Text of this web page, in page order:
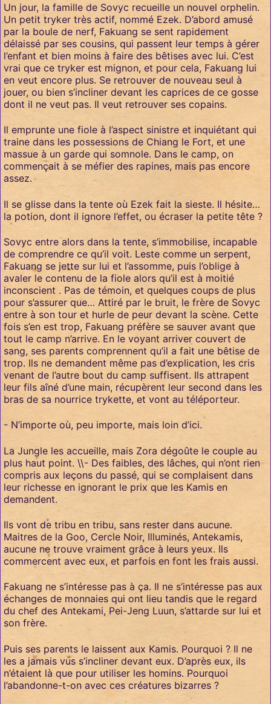
Un jour, la famille de Sovyc recueille un nouvel orphelin.
Un petit tryker très actif, nommé Ezek. D’abord amusé
par la boule de nerf, Fakuang se sent rapidement
délaissé par ses cousins, qui passent leur temps à gérer
l’enfant et bien moins à faire des bêtises avec lui. C’est
vrai que ce tryker est mignon, et pour cela, Fakuang lui
en veut encore plus. Se retrouver de nouveau seul à
jouer, ou bien s’incliner devant les caprices de ce gosse
dont il ne veut pas. Il veut retrouver ses copains.
Il emprunte une fiole à l’aspect sinistre et inquiétant qui
traine dans les possessions de Chiang le Fort, et une
massue à un garde qui somnole. Dans le camp, on
commençait à se méfier des rapines, mais pas encore
assez.
Il se glisse dans la tente où Ezek fait la sieste. Il hésite…
la potion, dont il ignore l’effet, ou écraser la petite tête ?
Sovyc entre alors dans la tente, s’immobilise, incapable
de comprendre ce qu’il voit. Leste comme un serpent,
Fakuang se jette sur lui et l’assomme, puis l’oblige à
avaler le contenu de la fiole alors qu’il est à moitié
inconscient . Pas de témoin, et quelques coups de plus
pour s’assurer que… Attiré par le bruit, le frère de Sovyc
entre à son tour et hurle de peur devant la scène. Cette
fois s’en est trop, Fakuang préfère se sauver avant que
tout le camp n’arrive. En le voyant arriver couvert de
sang, ses parents comprennent qu’il a fait une bêtise de
trop. Ils ne demandent même pas d’explication, les cris
venant de l’autre bout du camp suffisent. Ils attrapent
leur fils aîné d’une main, récupèrent leur second dans les
bras de sa nourrice trykette, et vont au téléporteur.
- N’importe où, peu importe, mais loin d’ici.
La Jungle les accueille, mais Zora dégoûte le couple au
plus haut point. \\- Des faibles, des lâches, qui n’ont rien
compris aux leçons du passé, qui se complaisent dans
leur richesse en ignorant le prix que les Kamis en
demandent.
Ils vont de tribu en tribu, sans rester dans aucune.
Maitres de la Goo, Cercle Noir, Illuminés, Antekamis,
aucune ne trouve vraiment grâce à leurs yeux. Ils
commercent avec eux, et parfois en font les frais aussi.
Fakuang ne s’intéresse pas à ça. Il ne s’intéresse pas aux
échanges de monnaies qui ont lieu tandis que le regard
du chef des Antekami, Pei-Jeng Luun, s’attarde sur lui et
son frère.
Puis ses parents le laissent aux Kamis. Pourquoi ? Il ne
les a jamais vus s’incliner devant eux. D’après eux, ils
n’étaient là que pour utiliser les homins. Pourquoi
l’abandonne-t-on avec ces créatures bizarres ?